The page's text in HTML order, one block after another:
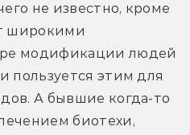
не известно, кроме
широкими
модификации людей
пользуется этим для
А бывшие когда-то
биотехи,